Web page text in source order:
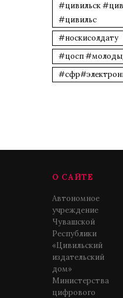
#цивильск
#цивильс
#носкисолдату
#цосп
О САЙТЕ
Автономное
учреждение
Чувашской
Республики
«Цивильский
издательский
дом»
Министерства
цифрового